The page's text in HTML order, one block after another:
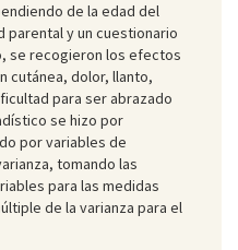
de la edad del
parental y un cuestionario
se recogieron los efectos
cutánea, dolor, llanto,
para ser abrazado
se hizo por
por variables de
tomando las
para las medidas
de la varianza para el